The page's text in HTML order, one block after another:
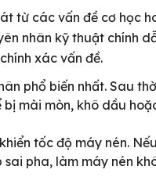
từ các vấn đề cơ học
nhân kỹ thuật chính
xác vấn đề.
phổ biến nhất. Sau
mài mòn, khô dầu
tốc độ máy nén.
pha, làm máy nén